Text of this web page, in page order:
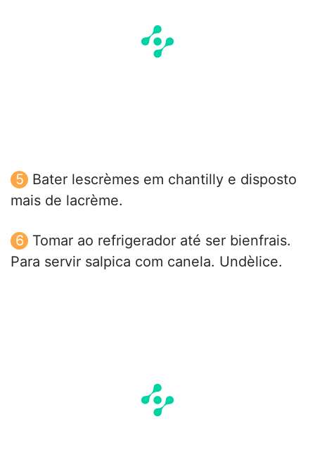
Bater lescrèmes em chantilly e disposto
mais de lacrème.
Tomar ao refrigerador até ser bienfrais.
Para servir salpica com canela. Undèlice.